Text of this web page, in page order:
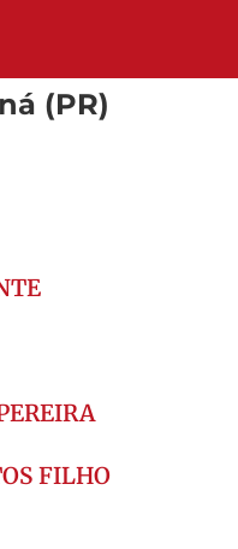
(PR)
FILHO